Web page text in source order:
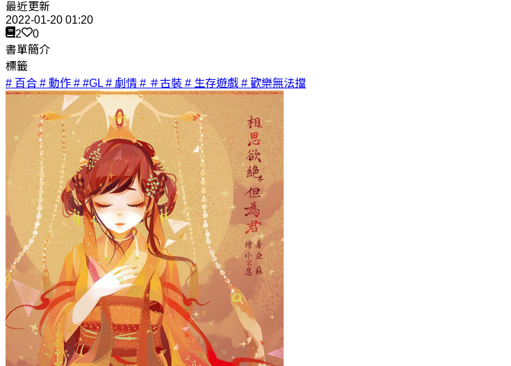
最近更新
2022-01-20 01:20
2
0
書單簡介
標籤
# 百合 # 動作 # #GL # 劇情 # ＃古裝 # 生存遊戲 # 歡樂無法擋